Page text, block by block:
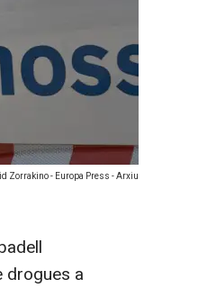
Zorrakino - Europa Press - Arxiu
drogues a